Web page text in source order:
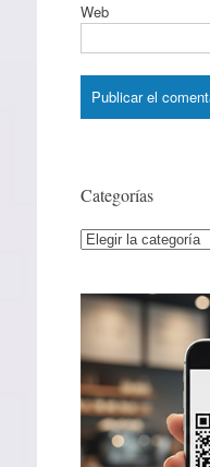
Web
Categorías
Categorías